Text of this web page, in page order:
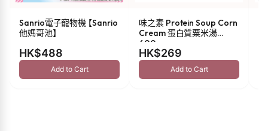
Sanrio電子寵物機 【Sanrio
他媽哥池】
HK$488
Add to Cart
味之素 Protein Soup Corn
Cream 蛋白質粟米湯
600g
HK$269
Add to Cart